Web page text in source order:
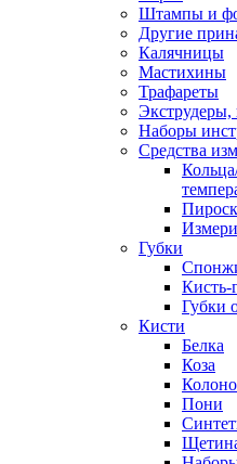
Штампы и
Другие
Калячницы
Мастихины
Трафареты
Наборы
Средства
Губки
Кисть-
Губки
Кисти
Белка
Коза
Пони